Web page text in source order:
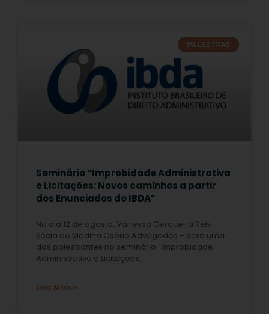
PALESTRAS
Seminário “Improbidade Administrativa
e Licitações: Novos caminhos a partir
dos Enunciados do IBDA”
No dia 12 de agosto, Vanessa Cerqueira Reis –
sócia do Medina Osório Advogados – será uma
das palestrantes no seminário “Improbidade
Administrativa e Licitações:
Leia Mais »